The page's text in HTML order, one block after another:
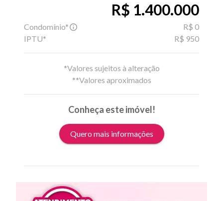
R$ 1.400.000
Condomínio*
R$ 0
IPTU*
R$ 950
*Valores sujeitos à alteração
**Valores aproximados
Conheça este imóvel!
Quero mais informações